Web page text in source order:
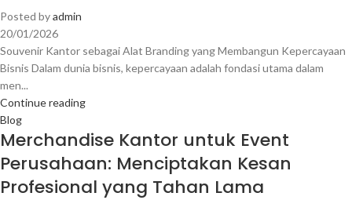
Posted byadmin
20/01/2026
Souvenir Kantor sebagai Alat Branding yang Membangun Kepercayaan
Bisnis Dalam dunia bisnis, kepercayaan adalah fondasi utama dalam
men...
Continue reading
Blog
Merchandise Kantor untuk Event
Perusahaan: Menciptakan Kesan
Profesional yang Tahan Lama